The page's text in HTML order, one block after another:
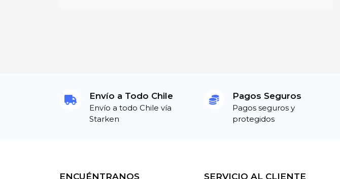
Envío a Todo Chile
Envío a todo Chile vía
Starken
Pagos Seguros
Pagos seguros y
protegidos
ENCUÉNTRANOS SERVICIO AL CLIENTE